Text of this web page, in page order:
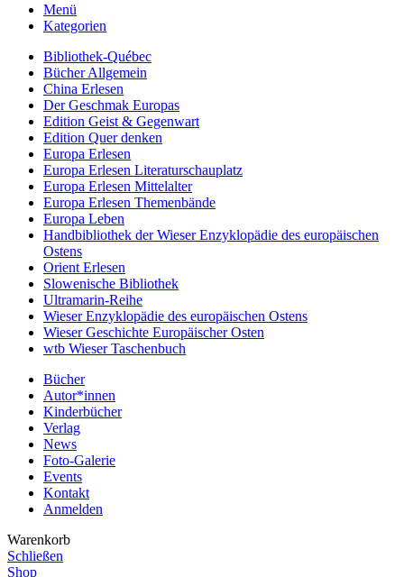
Menü
Kategorien
Bibliothek-Québec
Bücher Allgemein
China Erlesen
Der Geschmak Europas
Edition Geist & Gegenwart
Edition Quer denken
Europa Erlesen
Europa Erlesen Literaturschauplatz
Europa Erlesen Mittelalter
Europa Erlesen Themenbände
Europa Leben
Handbibliothek der Wieser Enzyklopädie des europäischen
Ostens
Orient Erlesen
Slowenische Bibliothek
Ultramarin-Reihe
Wieser Enzyklopädie des europäischen Ostens
Wieser Geschichte Europäischer Osten
wtb Wieser Taschenbuch
Bücher
Autor*innen
Kinderbücher
Verlag
News
Foto-Galerie
Events
Kontakt
Anmelden
Warenkorb
Schließen
Shop